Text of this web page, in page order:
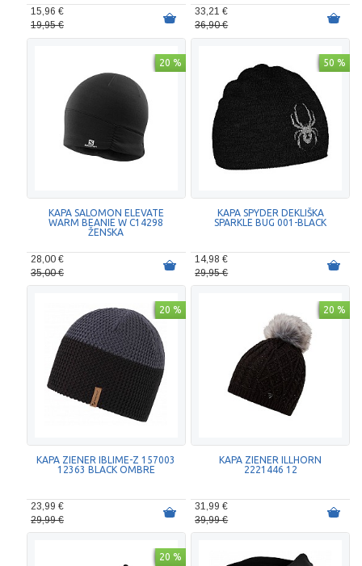
15,96 €
19,95 €
33,21 €
36,90 €
20 %
KAPA SALOMON ELEVATE
WARM BEANIE W C14298
ŽENSKA
28,00 €
35,00 €
50 %
KAPA SPYDER DEKLIŠKA
SPARKLE BUG 001-BLACK
14,98 €
29,95 €
20 %
KAPA ZIENER IBLIME-Z 157003
12363 BLACK OMBRE
23,99 €
29,99 €
20 %
KAPA ZIENER ILLHORN
2221446 12
31,99 €
39,99 €
20 %